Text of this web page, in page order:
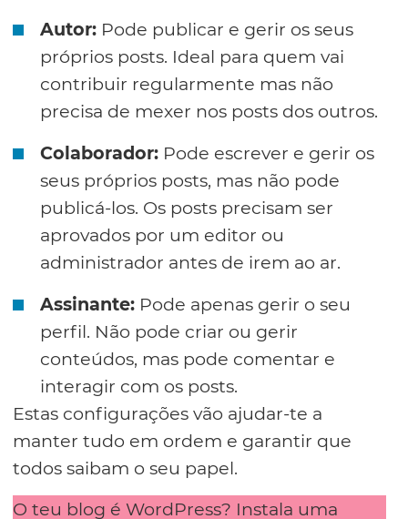
Autor: Pode publicar e gerir os seus
próprios posts. Ideal para quem vai
contribuir regularmente mas não
precisa de mexer nos posts dos outros.
Colaborador: Pode escrever e gerir os
seus próprios posts, mas não pode
publicá-los. Os posts precisam ser
aprovados por um editor ou
administrador antes de irem ao ar.
Assinante: Pode apenas gerir o seu
perfil. Não pode criar ou gerir
conteúdos, mas pode comentar e
interagir com os posts.
Estas configurações vão ajudar-te a
manter tudo em ordem e garantir que
todos saibam o seu papel.
O teu blog é WordPress? Instala uma